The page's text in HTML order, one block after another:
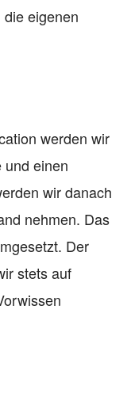
eigenen
werden wir
und einen
wir danach
nehmen. Das
Der
stets auf